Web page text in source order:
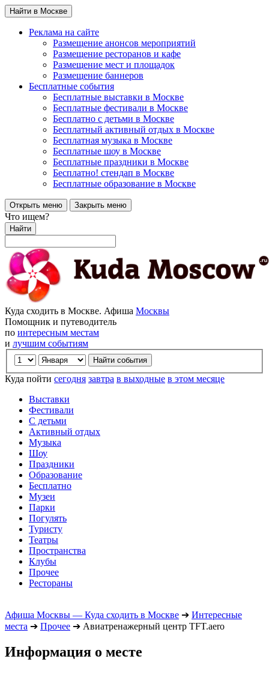
Найти в Москве
Реклама на сайте
Размещение анонсов мероприятий
Размещение ресторанов и кафе
Размещение мест и площадок
Размещение баннеров
Бесплатные события
Бесплатные выставки в Москве
Бесплатные фестивали в Москве
Бесплатно с детьми в Москве
Бесплатный активный отдых в Москве
Бесплатная музыка в Москве
Бесплатные шоу в Москве
Бесплатные праздники в Москве
Бесплатно! стендап в Москве
Бесплатные образование в Москве
Открыть меню Закрыть меню
Что ищем?
Найти
Куда сходить в Москве. Афиша Москвы
Помощник и путеводитель
по интересным местам
и лучшим событиям
Куда пойти сегодня завтра в выходные в этом месяце
Выставки
Фестивали
С детьми
Активный отдых
Музыка
Шоу
Праздники
Образование
Бесплатно
Музеи
Парки
Погулять
Туристу
Театры
Пространства
Клубы
Прочее
Рестораны
Афиша Москвы — Куда сходить в Москве ➔ Интересные
места ➔ Прочее ➔ Авиатренажерный центр TFT.aero
Информация о месте